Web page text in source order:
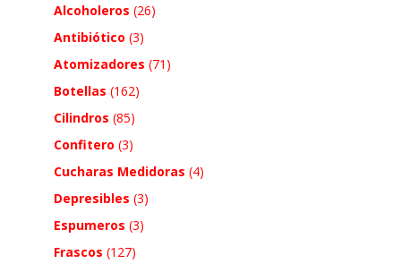
Alcoholeros (26)
Antibiótico (3)
Atomizadores (71)
Botellas (162)
Cilindros (85)
Confitero (3)
Cucharas Medidoras (4)
Depresibles (3)
Espumeros (3)
Frascos (127)